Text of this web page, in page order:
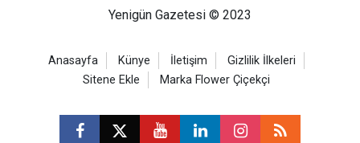
Yenigün Gazetesi © 2023
Anasayfa Künye İletişim
Gizlilik İlkeleri
Sitene Ekle
Marka Flower Çiçekçi